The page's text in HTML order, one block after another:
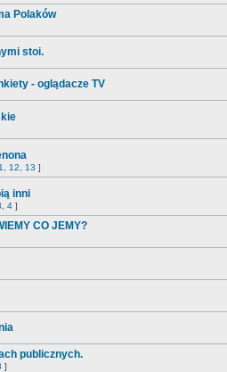
Polaków
stoi.
- oglądacze TV
12 13 ]
inni
4 ]
CO JEMY?
publicznych.
]